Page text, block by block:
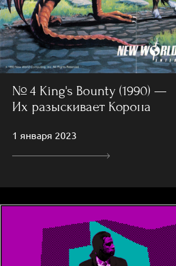
№ 4 King's Bounty (1990) —
Их разыскивает Корона
1 января 2023